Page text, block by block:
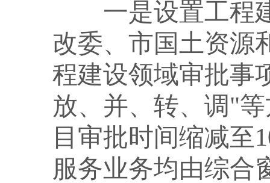
一是设置工程
改委、市国土资源
程建设领域审批事
放、并、转、调"
目审批时间缩减至
服务业务均由综合